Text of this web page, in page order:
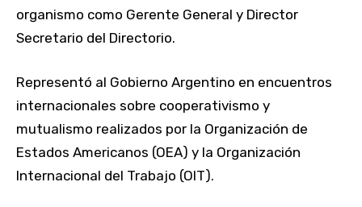
organismo como Gerente General y Director
Secretario del Directorio.
Representó al Gobierno Argentino en encuentros
internacionales sobre cooperativismo y
mutualismo realizados por la Organización de
Estados Americanos (OEA) y la Organización
Internacional del Trabajo (OIT).